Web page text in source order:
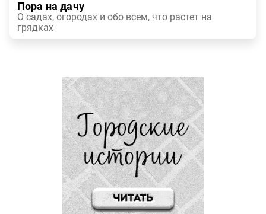
Пора на дачу
О садах, огородах и обо всем, что растет на
грядках